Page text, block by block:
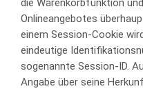
die Warenkorbfunktion
Onlineangebotes
einem Session-Cookie
eindeutige
sogenannte Session-ID.
Angabe über seine